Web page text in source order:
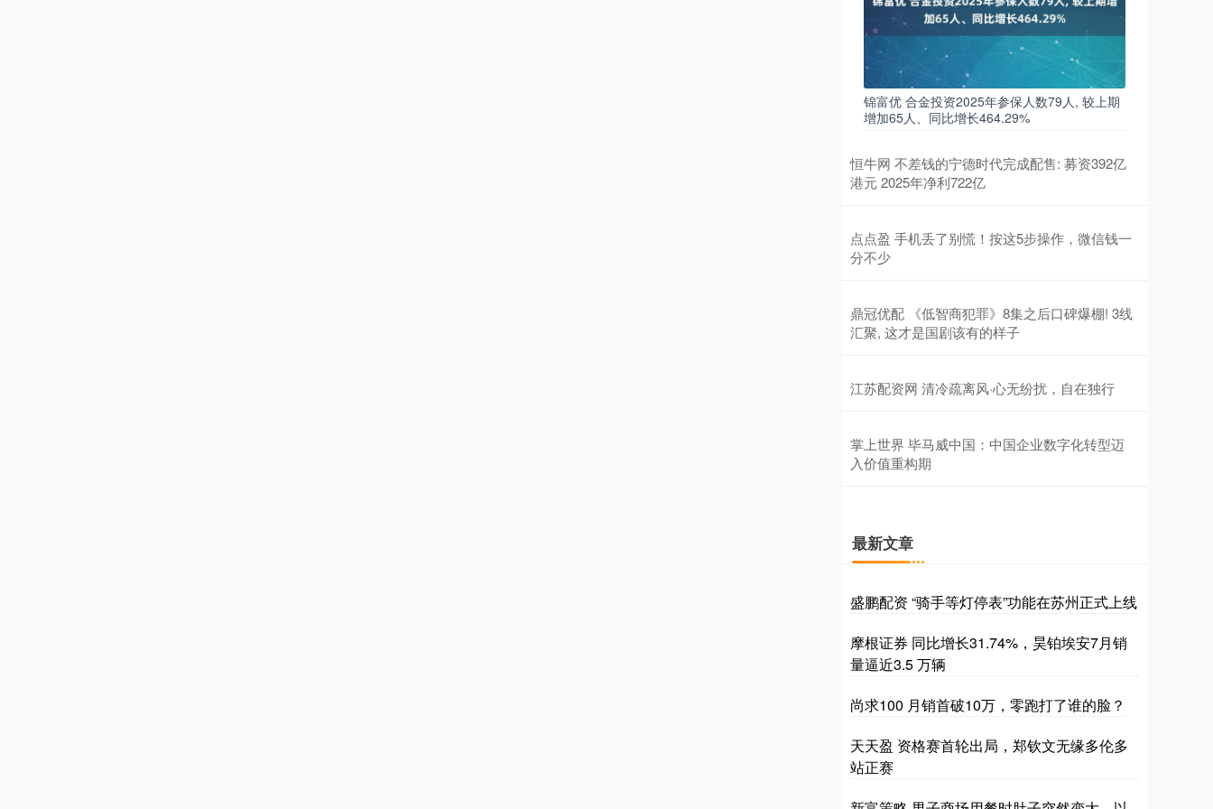
锦富优 合金投资2025年参保人数79人, 较上期
增加65人、同比增长464.29%
恒牛网 不差钱的宁德时代完成配售: 募资392亿
港元 2025年净利722亿
点点盈 手机丢了别慌！按这5步操作，微信钱一
分不少
鼎冠优配 《低智商犯罪》8集之后口碑爆棚! 3线
汇聚, 这才是国剧该有的样子
江苏配资网 清冷疏离风·心无纷扰，自在独行
掌上世界 毕马威中国：中国企业数字化转型迈
入价值重构期
最新文章
盛鹏配资 “骑手等灯停表”功能在苏州正式上线
摩根证券 同比增长31.74%，昊铂埃安7月销
量逼近3.5 万辆
尚求100 月销首破10万，零跑打了谁的脸？
天天盈 资格赛首轮出局，郑钦文无缘多伦多
站正赛